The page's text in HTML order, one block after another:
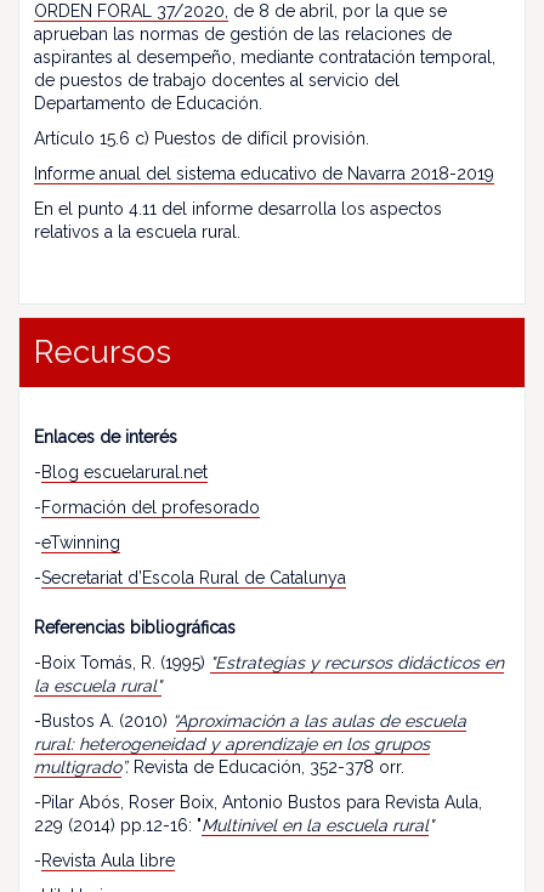
ORDEN FORAL 37/2020, de 8 de abril, por la que se
aprueban las normas de gestión de las relaciones de
aspirantes al desempeño, mediante contratación temporal,
de puestos de trabajo docentes al servicio del
Departamento de Educación.
Artículo 15.6 c) Puestos de difícil provisión.
Informe anual del sistema educativo de Navarra 2018-2019
En el punto 4.11 del informe desarrolla los aspectos
relativos a la escuela rural.
Recursos
Enlaces de interés
-Blog escuelarural.net
-Formación del profesorado
-eTwinning
-Secretariat d’Escola Rural de Catalunya
Referencias bibliográficas
-Boix Tomás, R. (1995) "Estrategias y recursos didácticos en
la escuela rural"
-Bustos A. (2010) “Aproximación a las aulas de escuela
rural: heterogeneidad y aprendizaje en los grupos
multigrado”. Revista de Educación, 352-378 orr.
-Pilar Abós, Roser Boix, Antonio Bustos para Revista Aula,
229 (2014) pp.12-16: "Multinivel en la escuela rural"
-Revista Aula libre